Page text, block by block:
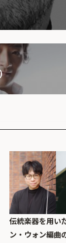
伝統楽器を用い
ン・ウォン編曲